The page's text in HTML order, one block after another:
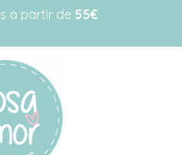
a partir de 55€